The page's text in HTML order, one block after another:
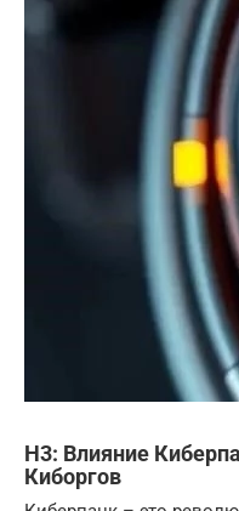
H3: Влияние
Киборгов